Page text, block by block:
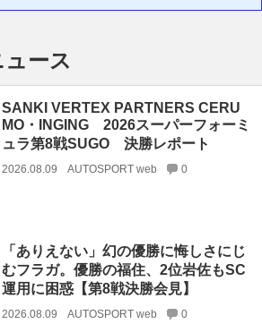
ース
SANKI VERTEX PARTNERS CERU
MO・INGING 2026スーパーフォーミ
ュラ第8戦SUGO 決勝レポート
2026.08.09 AUTOSPORT web 0
「ありえない」幻の優勝に悔しさにじ
むフラガ。優勝の福住、2位岩佐もSC
運用に困惑【第8戦決勝会見】
2026.08.09 AUTOSPORT web 0